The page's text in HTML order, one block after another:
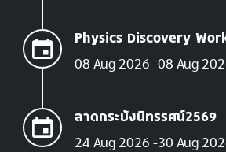
Physics Discovery
08 Aug 2026 08 Aug
ลาดกระบังนิทรรศน์2569
24 Aug 2026 30 Aug